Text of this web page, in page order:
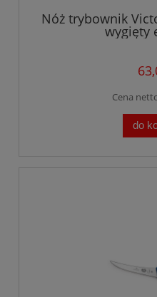
Nóż trybownik
wygięty
Cena
do